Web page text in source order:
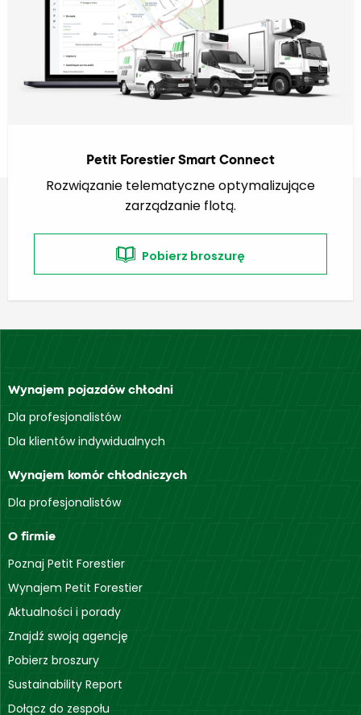
Petit Forestier Smart Connect
Rozwiązanie telematyczne optymalizujące
zarządzanie flotą.
Pobierz broszurę
chłodniczych i proponowanych usług.
Skontaktuj się z nami
Wynajem pojazdów chłodni
Dla profesjonalistów
Dla klientów indywidualnych
Wynajem komór chłodniczych
Dla profesjonalistów
O firmie
Poznaj Petit Forestier
Wynajem Petit Forestier
Aktualności i porady
Znajdź swoją agencję
Pobierz broszury
Sustainability Report
Dołącz do zespołu